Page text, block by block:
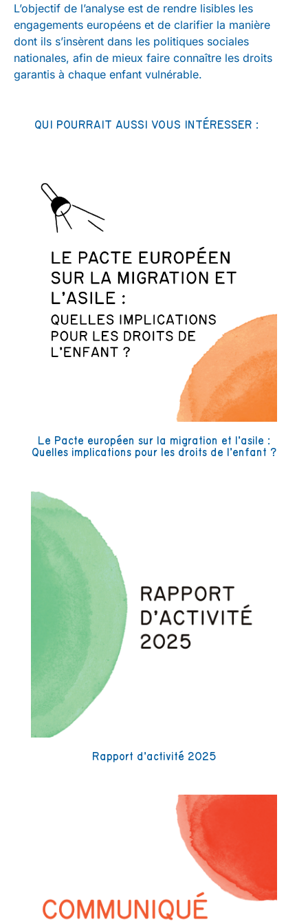
L’objectif de l’analyse est de rendre lisibles les
engagements européens et de clarifier la manière
dont ils s’insèrent dans les politiques sociales
nationales, afin de mieux faire connaître les droits
garantis à chaque enfant vulnérable.
QUI POURRAIT AUSSI VOUS INTÉRESSER :
Le Pacte européen sur la migration et l’asile :
Quelles implications pour les droits de l’enfant ?
Rapport d’activité 2025